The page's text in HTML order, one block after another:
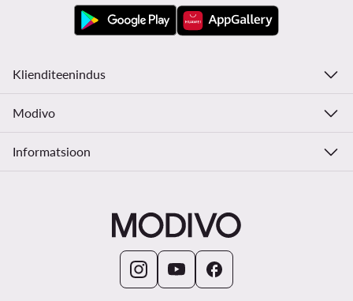
Klienditeenindus
Modivo
Informatsioon